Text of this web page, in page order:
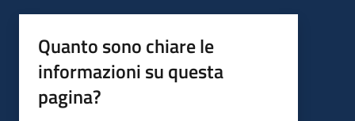
Quanto sono chiare le
informazioni su questa
pagina?